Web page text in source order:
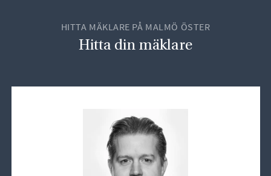
HITTA MÄKLARE PÅ MALMÖ ÖSTER
Hitta din mäklare